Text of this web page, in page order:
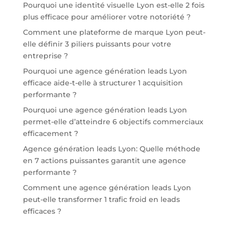
Pourquoi une identité visuelle Lyon est-elle 2 fois
plus efficace pour améliorer votre notoriété ?
Comment une plateforme de marque Lyon peut-
elle définir 3 piliers puissants pour votre
entreprise ?
Pourquoi une agence génération leads Lyon
efficace aide-t-elle à structurer 1 acquisition
performante ?
Pourquoi une agence génération leads Lyon
permet-elle d’atteindre 6 objectifs commerciaux
efficacement ?
Agence génération leads Lyon: Quelle méthode
en 7 actions puissantes garantit une agence
performante ?
Comment une agence génération leads Lyon
peut-elle transformer 1 trafic froid en leads
efficaces ?